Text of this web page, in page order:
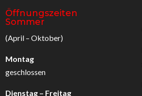
Öffnungszeiten
Sommer
(April – Oktober)
Montag
geschlossen
Dienstag – Freitag